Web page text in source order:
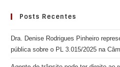
Posts Recentes
Dra. Denise Rodrigues Pinheiro
pública sobre o PL 3.015/2025 na